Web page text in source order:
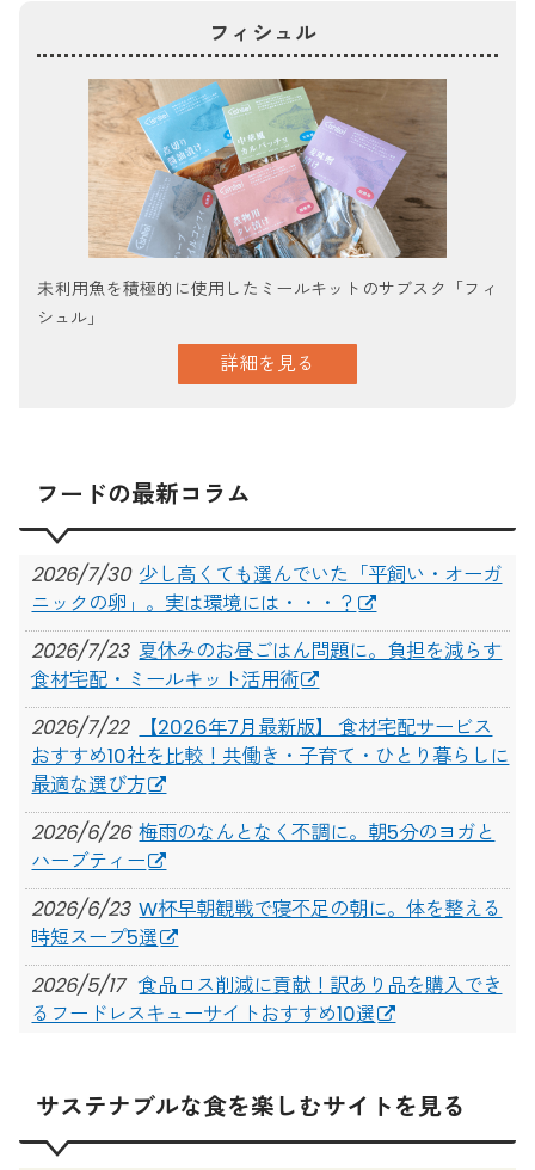
フィシュル
未利用魚を積極的に使用したミールキットのサブスク「フィ
シュル」
詳細を見る
フードの最新コラム
2026/7/30 少し高くても選んでいた「平飼い・オーガ
ニックの卵」。実は環境には・・・？
2026/7/23 夏休みのお昼ごはん問題に。負担を減らす
食材宅配・ミールキット活用術
2026/7/22
【2026年7月最新版】 食材宅配サービス
おすすめ10社を比較！共働き・子育て・ひとり暮らしに
最適な選び方
2026/6/26 梅雨のなんとなく不調に。朝5分のヨガと
ハーブティー
2026/6/23 W杯早朝観戦で寝不足の朝に。体を整える
時短スープ5選
2026/5/17 食品ロス削減に貢献！訳あり品を購入でき
るフードレスキューサイトおすすめ10選
材宅配・生協サービスのキャンペーンまとめ
2025/7/14 日々の「食べる」が、未来を変える。PLAT
サステナブルな食を楽しむサイトを見る